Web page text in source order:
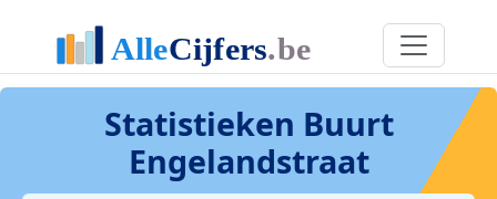
Statistieken Buurt
Engelandstraat